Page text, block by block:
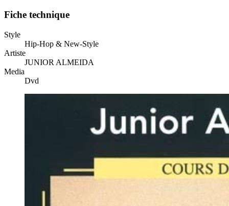
Fiche technique
Style
Hip-Hop & New-Style
Artiste
JUNIOR ALMEIDA
Media
Dvd